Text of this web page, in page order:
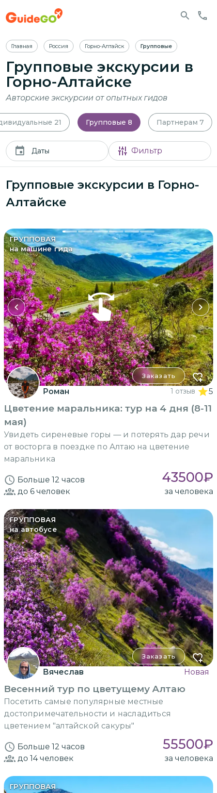
Главная Россия Горно-Алтайск Групповые
Групповые экскурсии в
Горно-Алтайске
Авторские экскурсии от опытных гидов
21 Групповые 8 Партнерам 7
Даты Фильтр
Групповые экскурсии в Горно-
Алтайске
ГРУППОВАЯ
на машине гида
Заказать
Роман 1 отзыв 5
Цветение маральника: тур на 4 дня (8-11
мая)
Увидеть сиреневые горы — и потерять дар речи
от восторга в поездке по Алтаю на цветение
маральника
Больше 12 часов 43500₽
до 6 человек за человека
ГРУППОВАЯ
на автобусе
Заказать
Вячеслав Новая
Весенний тур по цветущему Алтаю
Посетить самые популярные местные
достопримечательности и насладиться
цветением "алтайской сакуры"
Больше 12 часов 55500₽
до 14человек за человека
ГРУППОВАЯ